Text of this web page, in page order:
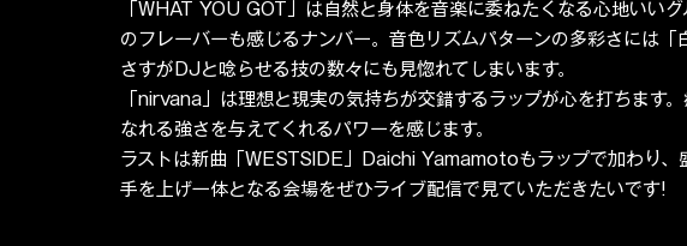
「WHAT YOU GOT」は自然と身体を音楽に委ねたくなる心地いい
のフレーバーも感じるナンバー。音色リズムパターンの多彩さには「
さすがDJと唸らせる技の数々にも見惚れてしまいます。
「nirvana」は理想と現実の気持ちが交錯するラップが心を打ちます
なれる強さを与えてくれるパワーを感じます。
ラストは新曲「WESTSIDE」Daichi Yamamotoもラップで加わり、
手を上げ一体となる会場をぜひライブ配信で見ていただきたいです!